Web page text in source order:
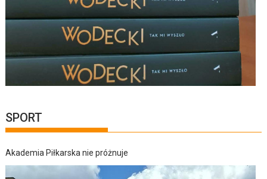
SPORT
Akademia Piłkarska nie próżnuje